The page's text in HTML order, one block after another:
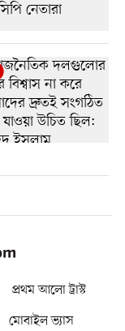
প্রথম আলো ট্রাস্ট
মোবাইল ভ্যাস